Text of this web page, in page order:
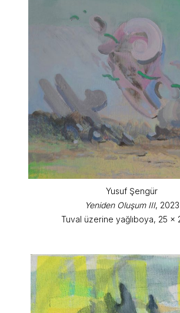
Yusuf Şengür
Yeniden Oluşum III, 2023
Tuval üzerine yağlıboya, 25 x